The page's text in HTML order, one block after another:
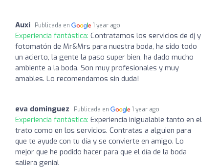
Auxi Publicada en 1 year ago
Experiencia fantástica: Contratamos los servicios de dj y
fotomatón de Mr&Mrs para nuestra boda, ha sido todo
un acierto, la gente la paso super bien, ha dado mucho
ambiente a la boda. Son muy profesionales y muy
amables. Lo recomendamos sin duda!
eva dominguez Publicada en 1 year ago
Experiencia fantástica: Experiencia inigualable tanto en el
trato como en los servicios. Contratas a alguien para
que te ayude con tu día y se convierte en amigo. Lo
mejor que he podido hacer para que el día de la boda
saliera genial